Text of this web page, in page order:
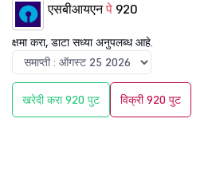
एसबीआयएनपे 920
क्षमा करा, डाटा सध्या अनुपलब्ध आहे.
खरेदी करा 920 पुट विक्री 920 पुट